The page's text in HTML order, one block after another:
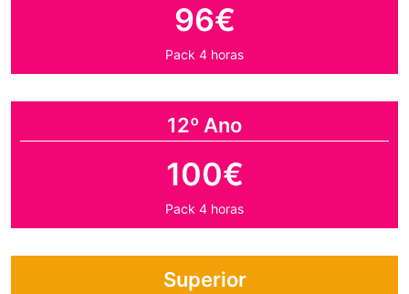
96€
Pack 4 horas
12º Ano
100€
Pack 4 horas
Superior